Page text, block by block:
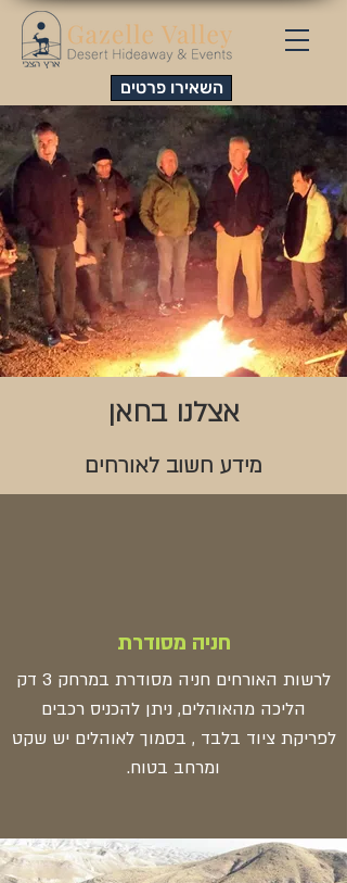
השאירו פרטים
אצלנו בחאן
מידע חשוב לאורחים
חניה מסודרת
לרשות האורחים חניה מסודרת במרחק 3 דק
הליכה מהאוהלים, ניתן להכניס רכבים
לפריקת ציוד בלבד , בסמוך לאוהלים יש שקט
ומרחב בטוח.